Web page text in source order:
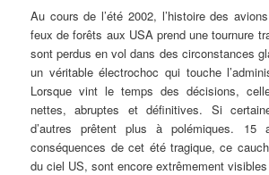
Au cours de l’été 2002, l’histoire des
feux de forêts aux USA prend une tournure
sont perdus en vol dans des circonstances
un véritable électrochoc qui touche
Lorsque vint le temps des décisions,
nettes, abruptes et définitives. Si
d’autres prêtent plus à polémiques.
conséquences de cet été tragique, ce
du ciel US, sont encore extrêmement